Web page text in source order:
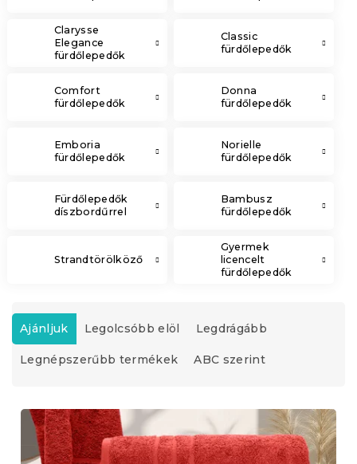
Clarysse
Elegance
fürdőlepedők
Classic
fürdőlepedők
Comfort
fürdőlepedők
Donna
fürdőlepedők
Emboria
fürdőlepedők
Norielle
fürdőlepedők
Fürdőlepedők
díszbordűrrel
Bambusz
fürdőlepedők
Strandtörölköző
Gyermek
licencelt
fürdőlepedők
T
e
r
m
e
Ajánljuk Legolcsóbb elöl Legdrágább
Legnépszerűbb termékek ABC szerint
T